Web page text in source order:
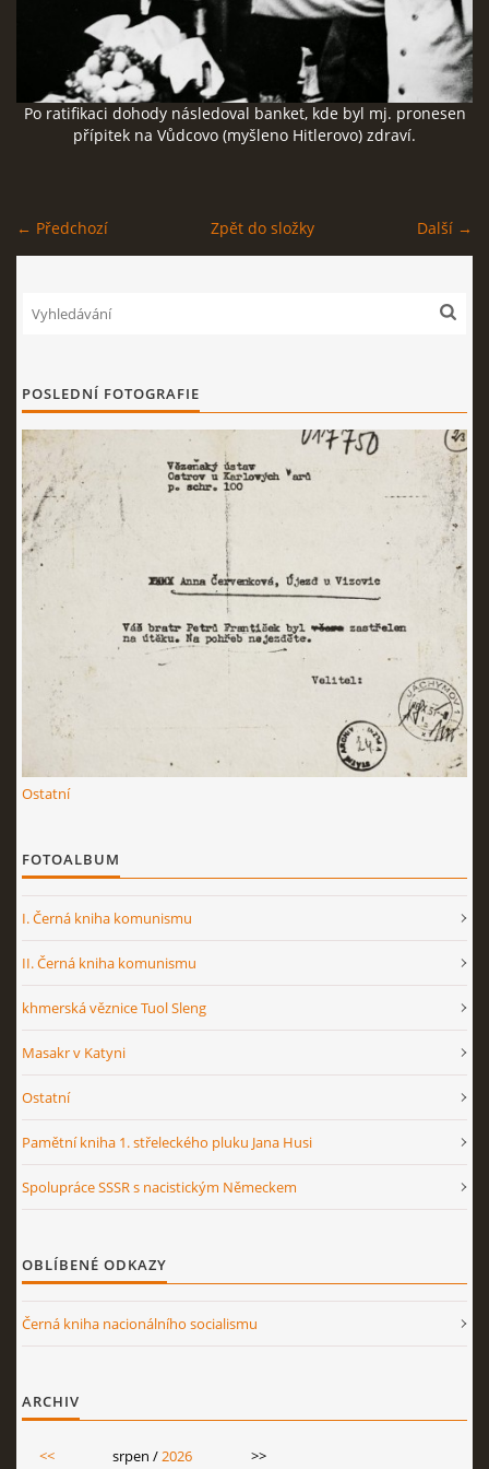
ČERNÁ KNIHA NACIONÁLNÍHO SOCIALISMU
ZLOČINY NACIONÁLNÍHO SOCIALISMU: FAKTA
Po ratifikaci dohody následoval banket, kde byl mj. pronesen
přípitek na Vůdcovo (myšleno Hitlerovo) zdraví.
← Předchozí Další →
Zpět do složky
POSLEDNÍ FOTOGRAFIE
Ostatní
FOTOALBUM
I. Černá kniha komunismu
II. Černá kniha komunismu
khmerská věznice Tuol Sleng
Masakr v Katyni
Ostatní
Pamětní kniha 1. střeleckého pluku Jana Husi
Spolupráce SSSR s nacistickým Německem
OBLÍBENÉ ODKAZY
Černá kniha nacionálního socialismu
ARCHIV
<< srpen /2026 >>